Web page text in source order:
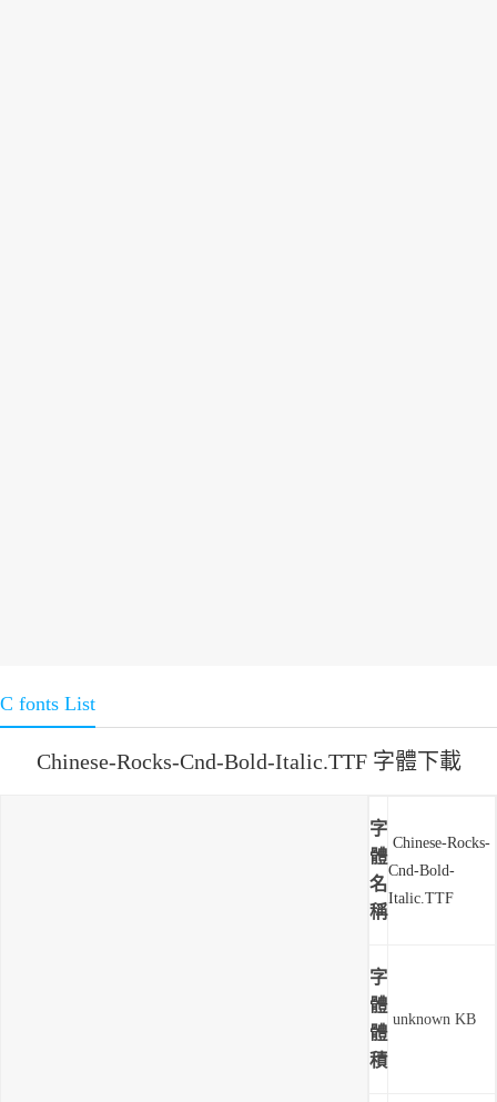
C fonts List
Chinese-Rocks-Cnd-Bold-Italic.TTF 字體下載
字
體
名
稱
Chinese-Rocks-
Cnd-Bold-
Italic.TTF
字
體
體
積
unknown KB